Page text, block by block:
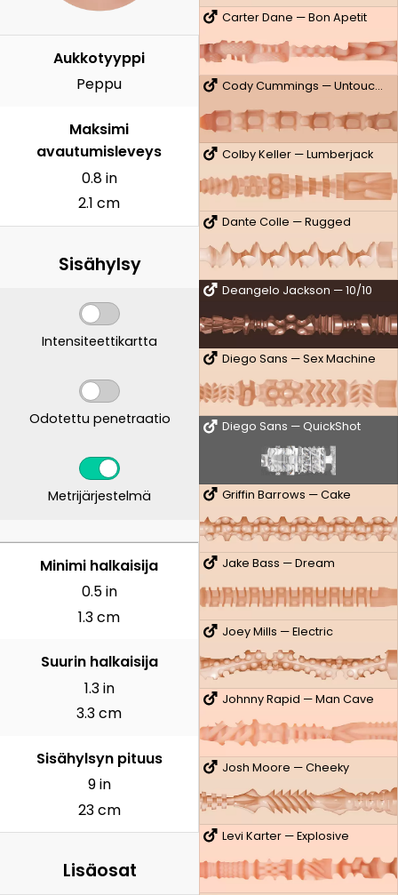
Carter Dane — Bon Apetit
Cody Cummings — Untouched
Colby Keller — Lumberjack
Dante Colle — Rugged
Deangelo Jackson — 10/10
Diego Sans — Sex Machine
Diego Sans — QuickShot
Griffin Barrows — Cake
Jake Bass — Dream
Joey Mills — Electric
Johnny Rapid — Man Cave
Josh Moore — Cheeky
Levi Karter — Explosive
Aukkotyyppi
Peppu
Maksimi
avautumisleveys
0.8 in
2.1 cm
Sisähylsy
Intensiteettikartta
Odotettu penetraatio
Metrijärjestelmä
Minimi halkaisija
0.5 in
1.3 cm
Suurin halkaisija
1.3 in
3.3 cm
Sisähylsyn pituus
9 in
23 cm
Lisäosat